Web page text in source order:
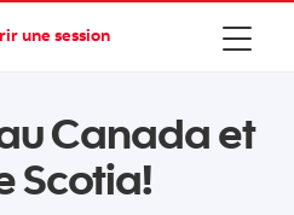
une session
Canada et
Scotia!